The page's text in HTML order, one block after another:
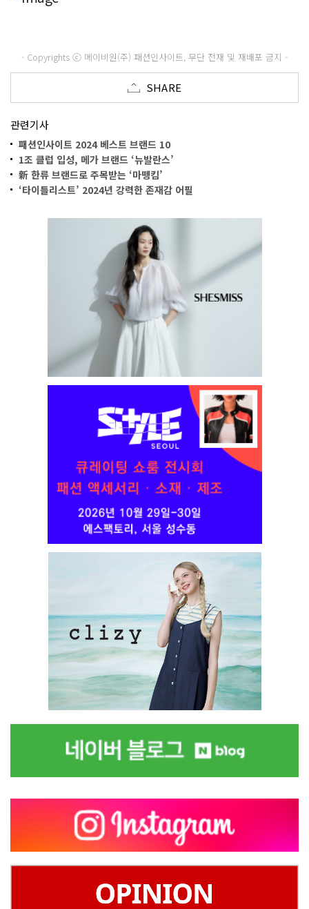
- Copyrights ⓒ 메이비원(주) 패션인사이트, 무단 전재 및 재배포 금지 -
SHARE
관련기사
패션인사이트 2024 베스트 브랜드 10
1조 클럽 입성, 메가 브랜드 ‘뉴발란스’
新 한류 브랜드로 주목받는 ‘마뗑킴’
‘타이틀리스트’ 2024년 강력한 존재감 어필